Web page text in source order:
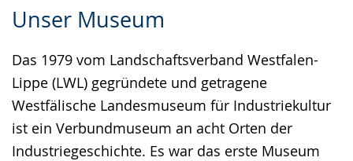
Unser Museum
Das 1979 vom Landschaftsverband Westfalen-
Lippe (LWL) gegründete und getragene
Westfälische Landesmuseum für Industriekultur
ist ein Verbundmuseum an acht Orten der
Industriegeschichte. Es war das erste Museum
Leichten
wechseln.
Audio-
Video
Deutscher
Gebärdensprache
wird
angezeigt.